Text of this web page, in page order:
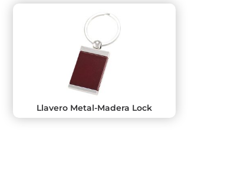
Llavero Metal-Madera Lock